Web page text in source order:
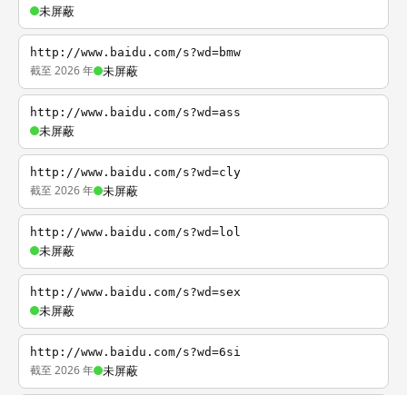
未屏蔽
http://www.baidu.com/s?wd=bmw
截至 2026 年 未屏蔽
http://www.baidu.com/s?wd=ass
未屏蔽
http://www.baidu.com/s?wd=cly
截至 2026 年 未屏蔽
http://www.baidu.com/s?wd=lol
未屏蔽
http://www.baidu.com/s?wd=sex
未屏蔽
http://www.baidu.com/s?wd=6si
截至 2026 年 未屏蔽